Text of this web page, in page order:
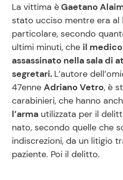
Festività
Seguici
Info
Chi siamo
Disclaimer e Privacy
La vittima èGaetano
stato ucciso mentre era al
particolare, secondo
ultimi minuti, che il
assassinato nella sala di
segretari. L’autore
47enne Adriano Vetro, è
carabinieri, che hanno
l’arma utilizzata per il
nato, secondo quelle che
indiscrezioni, da un litigio
paziente. Poi il delitto.